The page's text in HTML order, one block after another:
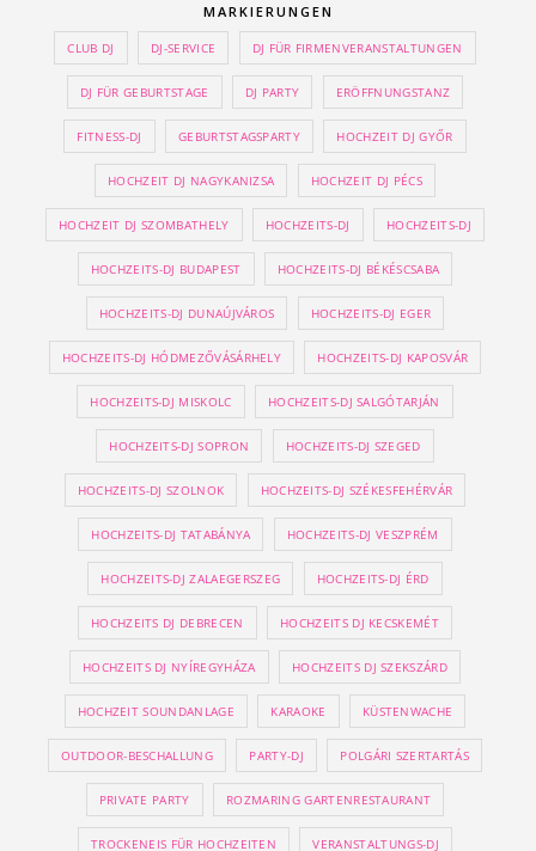
MARKIERUNGEN
CLUB DJ DJ-SERVICE DJ FÜR FIRMENVERANSTALTUNGEN
DJ FÜR GEBURTSTAGE DJ PARTY ERÖFFNUNGSTANZ
FITNESS-DJ GEBURTSTAGSPARTY HOCHZEIT DJ GYŐR
HOCHZEIT DJ NAGYKANIZSA HOCHZEIT DJ PÉCS
HOCHZEIT DJ SZOMBATHELY HOCHZEITS-DJ HOCHZEITS-DJ
HOCHZEITS-DJ BUDAPEST HOCHZEITS-DJ BÉKÉSCSABA
HOCHZEITS-DJ DUNAÚJVÁROS HOCHZEITS-DJ EGER
HOCHZEITS-DJ HÓDMEZŐVÁSÁRHELY HOCHZEITS-DJ KAPOSVÁR
HOCHZEITS-DJ MISKOLC HOCHZEITS-DJ SALGÓTARJÁN
HOCHZEITS-DJ SOPRON HOCHZEITS-DJ SZEGED
HOCHZEITS-DJ SZOLNOK HOCHZEITS-DJ SZÉKESFEHÉRVÁR
HOCHZEITS-DJ TATABÁNYA HOCHZEITS-DJ VESZPRÉM
HOCHZEITS-DJ ZALAEGERSZEG HOCHZEITS-DJ ÉRD
HOCHZEITS DJ DEBRECEN HOCHZEITS DJ KECSKEMÉT
HOCHZEITS DJ NYÍREGYHÁZA HOCHZEITS DJ SZEKSZÁRD
HOCHZEIT SOUNDANLAGE KARAOKE KÜSTENWACHE
OUTDOOR-BESCHALLUNG PARTY-DJ POLGÁRI SZERTARTÁS
PRIVATE PARTY ROZMARING GARTENRESTAURANT
TROCKENEIS FÜR HOCHZEITEN VERANSTALTUNGS-DJ